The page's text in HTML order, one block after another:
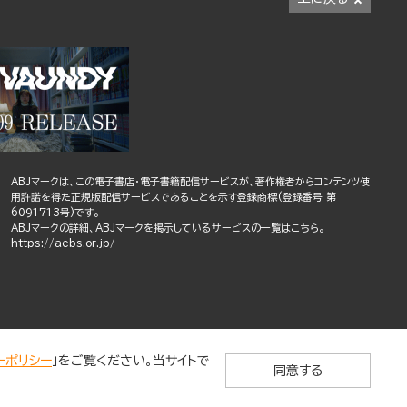
ABJマークは、この電子書店・電子書籍配信サービスが、著作権者からコンテンツ使
用許諾を得た正規版配信サービスであることを示す登録商標(登録番号 第
6091713号)です。
ABJマークの詳細、ABJマークを掲示しているサービスの一覧はこちら。
https://aebs.or.jp/
ポリシー 」をご覧ください。当サイトで
同意する